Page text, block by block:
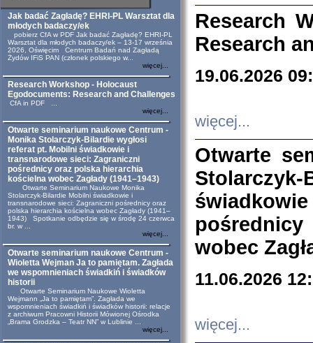
Jak badać Zagładę? EHRI-PL Warsztat dla
młodych badaczy/ek
pobierz CfA w PDF Jak badać Zagładę? EHRI-PL
Warsztat dla młodych badaczy/ek – 13-17 września
2026, Oświęcim Centrum Badań nad Zagładą
Żydów IFiS PAN (członek polskiego w...
więcej...
Research Workshop - Holocaust
Egodocuments: Research and Challenges
CfA in PDF ...
więcej...
Otwarte seminarium naukowe Centrum -
Monika Stolarczyk-Bilardie wygłosi
referat pt. Mobilni świadkowie i
transnarodowe sieci: Zagraniczni
pośrednicy oraz polska hierarchia
kościelna wobec Zagłady (1941–1943)
Otwarte Seminarium Naukowe Monika
Stolarczyk-Bilardie Mobilni świadkowie i
transnarodowe sieci: Zagraniczni pośrednicy oraz
polska hierarchia kościelna wobec Zagłady (1941–
1943) Spotkanie odbędzie się w środę 24 czerwca
br. w ...
więcej...
Otwarte seminarium naukowe Centrum -
Wioletta Wejman Ja to pamiętam. Zagłada
we wspomnieniach świadkiń i świadków
historii
Otwarte Seminarium Naukowe Wioletta
Wejmann „Ja to pamiętam”. Zagłada we
wspomnieniach świadkiń i świadków historii: relacje
z archiwum Pracowni Historii Mówionej Ośrodka
„Brama Grodzka – Teatr NN” w Lublinie ...
więcej...
Research
Research
19.06.2026
więcej...
Otwarte
wobec
11.06.2026
więcej...